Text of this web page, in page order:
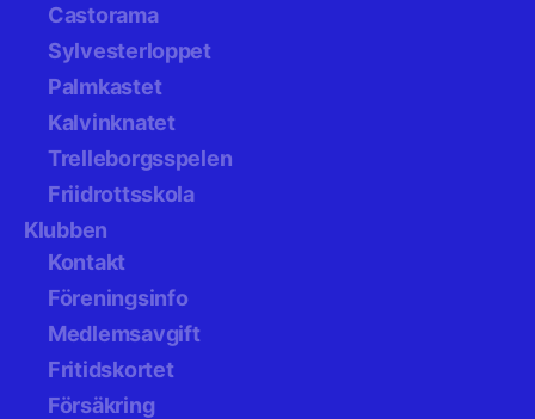
Castorama
Sylvesterloppet
Palmkastet
Kalvinknatet
Trelleborgsspelen
Friidrottsskola
Klubben
Kontakt
Föreningsinfo
Medlemsavgift
Fritidskortet
Försäkring